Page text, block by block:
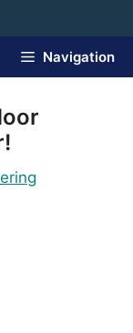
Navigation